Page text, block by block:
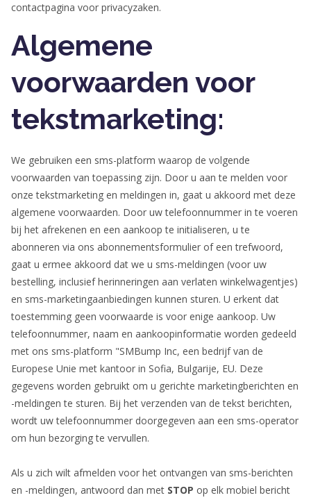
contactpagina voor privacyzaken.
Algemene
voorwaarden voor
tekstmarketing:
We gebruiken een sms-platform waarop de volgende
voorwaarden van toepassing zijn. Door u aan te melden voor
onze tekstmarketing en meldingen in, gaat u akkoord met deze
algemene voorwaarden. Door uw telefoonnummer in te voeren
bij het afrekenen en een aankoop te initialiseren, u te
abonneren via ons abonnementsformulier of een trefwoord,
gaat u ermee akkoord dat we u sms-meldingen (voor uw
bestelling, inclusief herinneringen aan verlaten winkelwagentjes)
en sms-marketingaanbiedingen kunnen sturen. U erkent dat
toestemming geen voorwaarde is voor enige aankoop. Uw
telefoonnummer, naam en aankoopinformatie worden gedeeld
met ons sms-platform "SMBump Inc, een bedrijf van de
Europese Unie met kantoor in Sofia, Bulgarije, EU. Deze
gegevens worden gebruikt om u gerichte marketingberichten en
-meldingen te sturen. Bij het verzenden van de tekst berichten,
wordt uw telefoonnummer doorgegeven aan een sms-operator
om hun bezorging te vervullen.
Als u zich wilt afmelden voor het ontvangen van sms-berichten
en -meldingen, antwoord dan met STOP op elk mobiel bericht